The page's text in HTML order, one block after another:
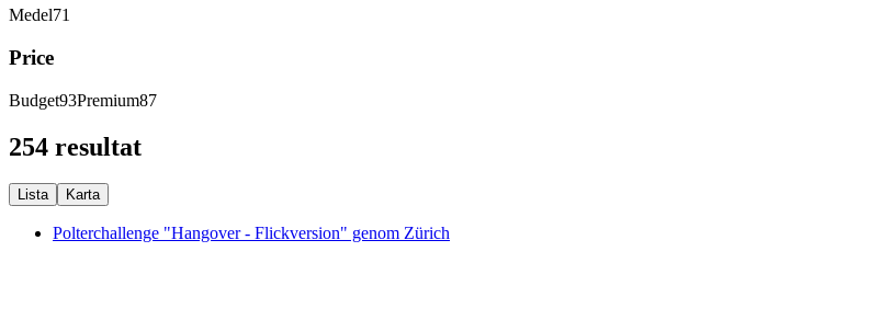
Medel71
Price
Budget93Premium87
254 resultat
Lista Karta
Polterchallenge "Hangover - Flickversion" genom Zürich